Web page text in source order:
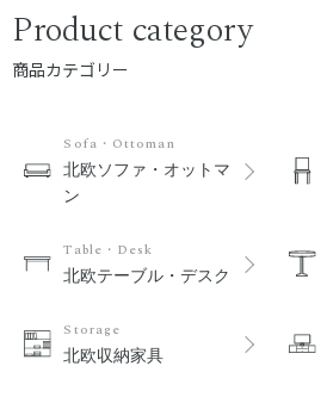
Product category
商品カテゴリー
Sofa・Ottoman
北欧ソファ・オットマ
ン
Table・Desk
北欧テーブル・デスク
Storage
北欧収納家具